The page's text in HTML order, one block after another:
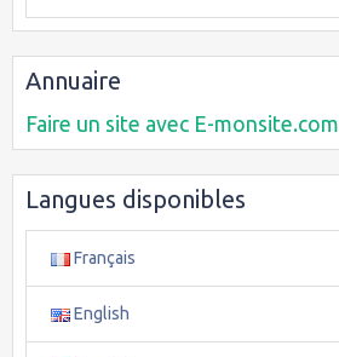
Annuaire
Faire un site avec E-monsite.com
Langues disponibles
Français
English